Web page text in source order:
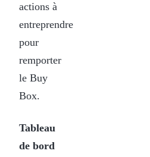
actions à
entreprendre
pour
remporter
le Buy
Box.
Tableau
de bord